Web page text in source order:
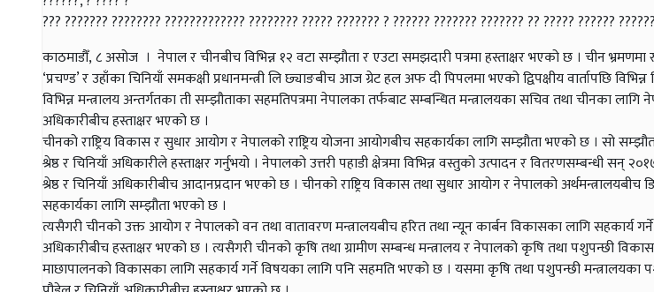
??? ??????? ???????? ????????????? ???????? ????? ??????? ? ?????? ??????? ??????? ?? ????? ??????
काठमाडौँ, ८ असोज । नेपाल र चीनबीच विभिन्न १२ वटा सम्झौता र एउटा समझदारी पत्रमा हस्ताक्षर भएको छ । चीन भ्रमणमा
‘प्रचण्ड’ र उहाँका चिनियाँ समकक्षी प्रधानमन्त्री लि छ्याङबीच आज ग्रेट हल अफ दी पिपलमा भएको द्विपक्षीय वार्तापछि
विभिन्न मन्त्रालय अन्तर्गतका ती सम्झौताका सहमतिपत्रमा नेपालका तर्फबाट सम्बन्धित मन्त्रालयका सचिव तथा चीनका लागि
अधिकारीबीच हस्ताक्षर भएको छ ।
चीनको राष्ट्रिय विकास र सुधार आयोग र नेपालको राष्ट्रिय योजना आयोगबीच सहकार्यका लागि सम्झौता भएको छ । सो
श्रेष्ठ र चिनियाँ अधिकारीले हस्ताक्षर गर्नुभयो । नेपालको उत्तरी पहाडी क्षेत्रमा विभिन्न वस्तुको उत्पादन र वितरणसम्बन्धी सन्
श्रेष्ठ र चिनियाँ अधिकारीबीच आदानप्रदान भएको छ । चीनको राष्ट्रिय विकास तथा सुधार आयोग र नेपालको अर्थमन्त्रालयबीच
सहकार्यका लागि सम्झौता भएको छ ।
त्यसैगरी चीनको उक्त आयोग र नेपालको वन तथा वातावरण मन्त्रालयबीच हरित तथा न्यून कार्बन विकासका लागि सहकार्य गर्ने
अधिकारीबीच हस्ताक्षर भएको छ । त्यसैगरी चीनको कृषि तथा ग्रामीण सम्बन्ध मन्त्रालय र नेपालको कृषि तथा पशुपन्छी
माछापालनको विकासका लागि सहकार्य गर्ने विषयका लागि पनि सहमति भएको छ । यसमा कृषि तथा पशुपन्छी मन्त्रालयका